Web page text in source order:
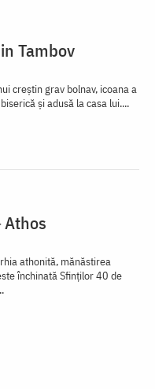
Tambov
creștin grav bolnav, icoana a
și adusă la casa lui....
athonită, mănăstirea
închinată Sfinţilor 40 de